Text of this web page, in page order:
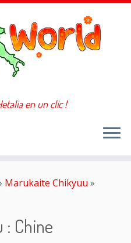
en un clic !
Marukaite Chikyuu »
: Chine